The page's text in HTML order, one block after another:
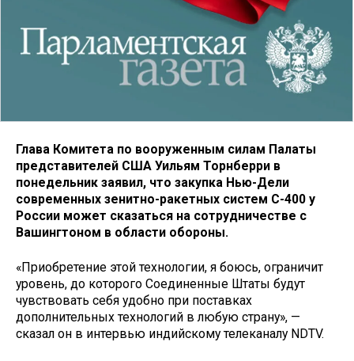
Глава Комитета по вооруженным силам Палаты
представителей США Уильям Торнберри в
понедельник заявил, что закупка Нью-Дели
современных зенитно-ракетных систем С-400 у
России может сказаться на сотрудничестве с
Вашингтоном в области обороны.
«Приобретение этой технологии, я боюсь, ограничит
уровень, до которого Соединенные Штаты будут
чувствовать себя удобно при поставках
дополнительных технологий в любую страну», —
сказал он в интервью индийскому телеканалу NDTV.